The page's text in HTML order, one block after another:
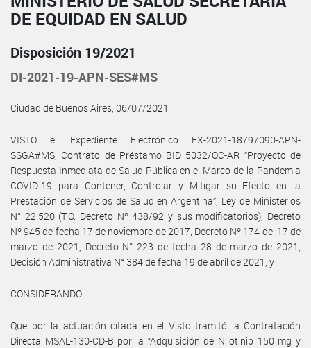
DE EQUIDAD EN SALUD
Disposición 19/2021
DI-2021-19-APN-SES#MS
Ciudad de Buenos Aires, 06/07/2021
VISTO el Expediente Electrónico EX-2021-18797090-APN-
SSGA#MS, Contrato de Préstamo BID 5032/OC-AR “Proyecto de
Respuesta Inmediata de Salud Pública en el Marco de la Pandemia
COVID-19 para Contener, Controlar y Mitigar su Efecto en la
Prestación de Servicios de Salud en Argentina”, Ley de Ministerios
N° 22.520 (T.O. Decreto Nº 438/92 y sus modificatorios), Decreto
Nº 945 de fecha 17 de noviembre de 2017, Decreto Nº 174 del 17 de
marzo de 2021, Decreto N° 223 de fecha 28 de marzo de 2021,
Decisión Administrativa N° 384 de fecha 19 de abril de 2021, y
CONSIDERANDO:
Que por la actuación citada en el Visto tramitó la Contratación
Directa MSAL-130-CD-B por la “Adquisición de Nilotinib 150 mg y